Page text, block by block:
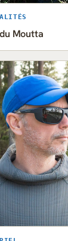
Moutta